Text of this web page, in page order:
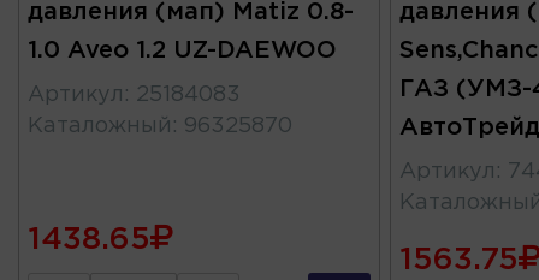
давления (мап) Matiz 0.8-
1.0 Aveo 1.2 UZ-DAEWOO
Артикул : 25184083
Каталожный : 96325870
1438.65
давления
ГАЗ (УМЗ-
АвтоТрейд
Артикул :
1563.75